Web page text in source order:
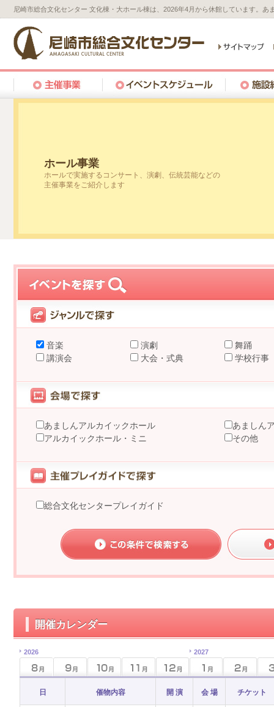
尼崎市総合文化センター 文化棟・大ホール棟は、2026年4月から休館しています。
ホール事業
ホールで実施するコンサート、演劇、伝統芸能などの
主催事業をご紹介します
音楽 演劇
舞踊
講演会
大会・式典 学校行事
あましんアルカイックホール
あましん
アルカイックホール・ミニ
その他
総合文化センタープレイガイド
開催カレンダー
2026 2027
日 催物内容 開 演 会 場 チケット